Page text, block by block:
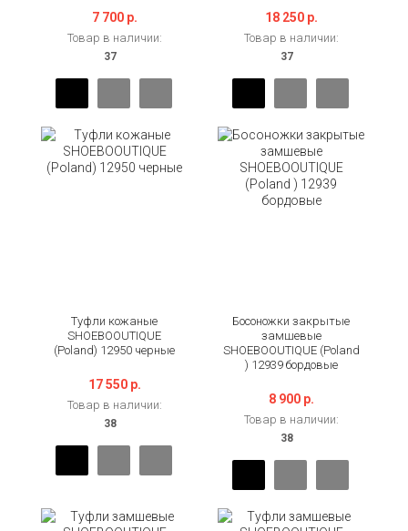
7 700 р.
Товар в наличии:
18 250 р.
Товар в наличии:
Туфли кожаные
SHOEBOOUTIQUE
(Poland) 12950 черные
17 550 р.
Товар в наличии:
Босоножки закрытые
замшевые
SHOEBOOUTIQUE (Poland
) 12939 бордовые
8 900 р.
Товар в наличии: